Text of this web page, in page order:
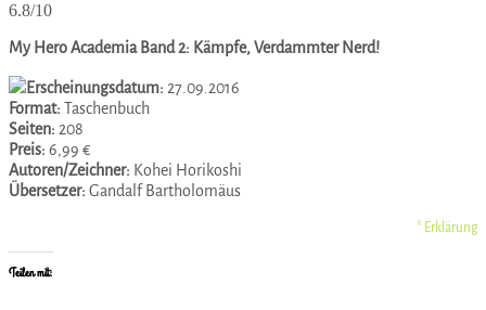
6.8/10
My Hero Academia Band 2: Kämpfe, Verdammter Nerd!
Erscheinungsdatum: 27.09.2016
Format: Taschenbuch
Seiten: 208
Preis: 6,99 €
Autoren/Zeichner: Kohei Horikoshi
Übersetzer: Gandalf Bartholomäus
* Erklärung
Teilen mit: